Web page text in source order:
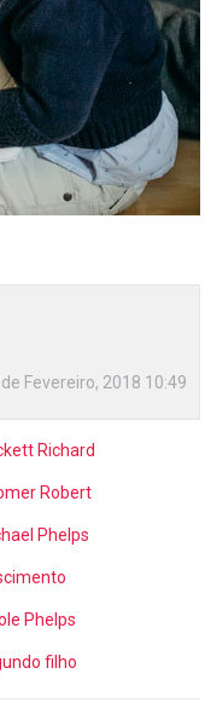
Fevereiro, 2018 10:49
Richard
Robert
Phelps
Phelps
filho